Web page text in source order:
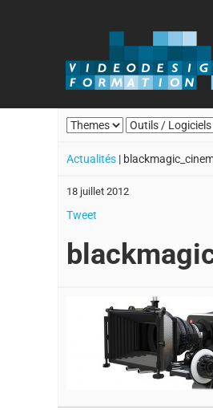
Actualités |
18 juillet 2012
Tweet